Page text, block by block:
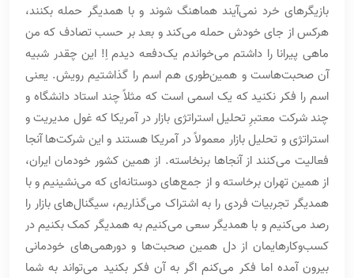
بازیگرهای خرد نمی‌آیند هماهنگ شوند و با همدیگر حمله بکنند،
هرکس از جای خودش حمله می‌کند و بعد بر حسب تصادف که من
ماهی پیرانا را داشتم می‌خواندم یک‌دفعه دیدم اِ! این چقدر شبیه
آن صحبت‌هاست و همین‌طوری هم اسم را گذاشتیم رویش. یعنی
اسم را فکر نکنید که یک اسمی است که مثلاً چند استاد دانشگاه و
چند شرکت معتبرِ تحلیل استراتژی بازار در آمریکا که غول مدیریت و
استراتژی و تحلیل بازار معمولاً در آمریکا هستند و این شرکت‌ها آنجا
فعالیت می‌کنند از آنجاها برنخاسته. از همین کشور خودمان ایران،
از همین تهران برخاسته و از جمع‌های دوستانه‌ای که می‌نشینیم و با
همدیگر تجربیات فردی را به اشتراک می‌گذاریم، سیگنال‌های بازار را
رصد می‌کنیم و با همدیگر سعی می‌کنیم به همدیگر کمک بکنیم در
کسب‌وکارهایمان از دل همین صحبت‌ها و دورهمی‌های خودمانی
بیرون آمده اما فکر می‌کنم اگر به آن فکر بکنید می‌تواند به شما